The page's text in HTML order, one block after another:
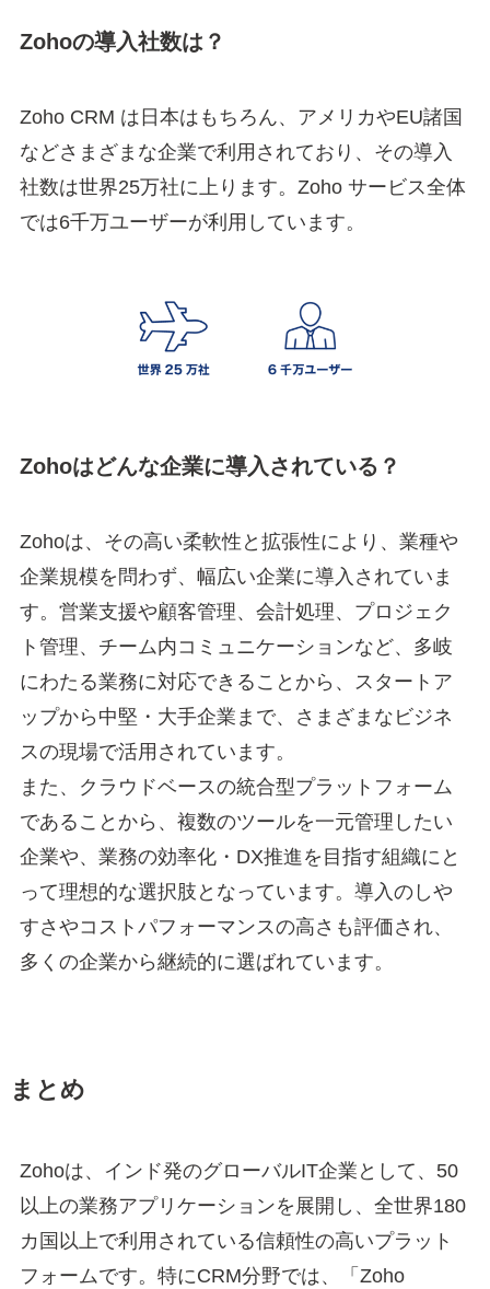
Zohoの導入社数は？
Zoho CRM は日本はもちろん、アメリカやEU諸国
などさまざまな企業で利用されており、その導入
社数は世界25万社に上ります。Zoho サービス全体
では6千万ユーザーが利用しています。
Zohoはどんな企業に導入されている？
Zohoは、その高い柔軟性と拡張性により、業種や
企業規模を問わず、幅広い企業に導入されていま
す。営業支援や顧客管理、会計処理、プロジェク
ト管理、チーム内コミュニケーションなど、多岐
にわたる業務に対応できることから、スタートア
ップから中堅・大手企業まで、さまざまなビジネ
スの現場で活用されています。
また、クラウドベースの統合型プラットフォーム
であることから、複数のツールを一元管理したい
企業や、業務の効率化・DX推進を目指す組織にと
って理想的な選択肢となっています。導入のしや
すさやコストパフォーマンスの高さも評価され、
多くの企業から継続的に選ばれています。
まとめ
Zohoは、インド発のグローバルIT企業として、50
以上の業務アプリケーションを展開し、全世界180
カ国以上で利用されている信頼性の高いプラット
フォームです。特にCRM分野では、「Zoho